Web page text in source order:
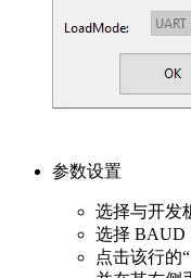
参数设置
选择与开发
选择 BAUD
点击该行的